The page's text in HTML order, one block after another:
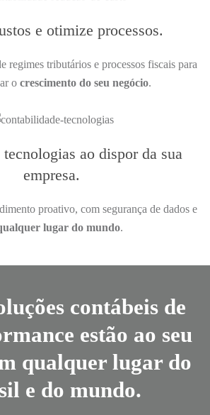
e otimize processos.
regimes tributários e processos fiscais para
o crescimento do seu negócio.
ao dispor da sua
empresa.
proativo, com segurança de dados e
lugar do mundo.
contábeis de
estão ao seu
qualquer lugar do
e do mundo.